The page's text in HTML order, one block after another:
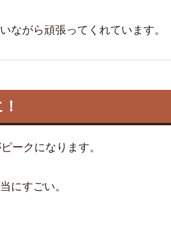
ながら頑張ってくれています。
ークになります。
にすごい。